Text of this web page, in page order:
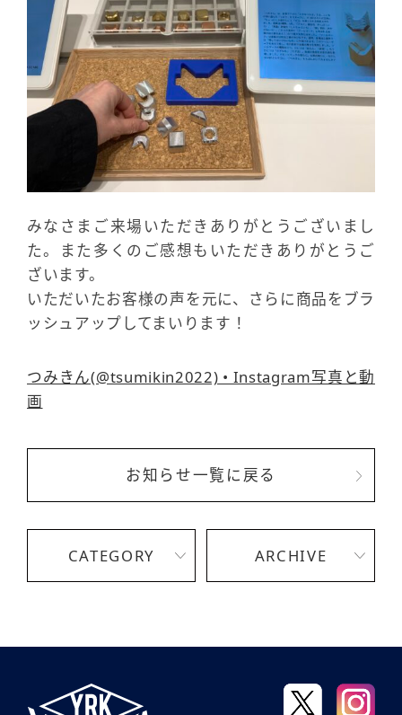
みなさまご来場いただきありがとうございまし
た。また多くのご感想もいただきありがとうご
ざいます。
いただいたお客様の声を元に、さらに商品をブラ
ッシュアップしてまいります！
つみきん(@tsumikin2022) • Instagram写真と動
画
お知らせ一覧に戻る
CATEGORY ARCHIVE